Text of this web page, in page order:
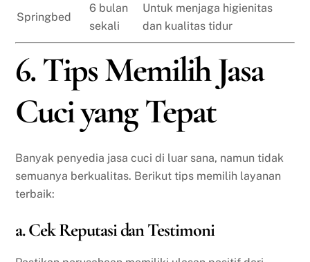
Springbed
6 bulan
sekali
Untuk menjaga higienitas
dan kualitas tidur
6. Tips Memilih Jasa
Cuci yang Tepat
Banyak penyedia jasa cuci di luar sana, namun tidak
semuanya berkualitas. Berikut tips memilih layanan
terbaik:
a. Cek Reputasi dan Testimoni